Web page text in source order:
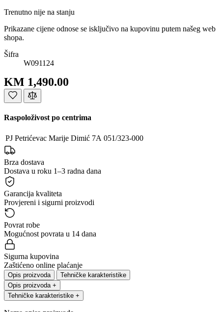
Trenutno nije na stanju
Prikazane cijene odnose se isključivo na kupovinu putem našeg web
shopa.
Šifra
W091124
KM 1,490.00
Raspoloživost po centrima
PJ Petrićevac Marije Dimić 7A 051/323-000
Brza dostava
Dostava u roku 1–3 radna dana
Garancija kvaliteta
Provjereni i sigurni proizvodi
Povrat robe
Mogućnost povrata u 14 dana
Sigurna kupovina
Zaštićeno online plaćanje
Opis proizvoda
Tehničke karakteristike
Opis proizvoda +
Tehničke karakteristike +